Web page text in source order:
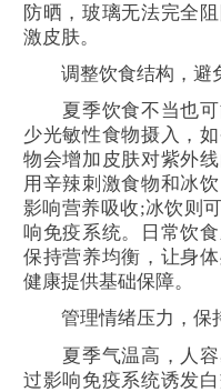
防晒，玻璃无法完全
激皮肤。
调整饮食结构，避
夏季饮食不当也可
少光敏性食物摄入，
物会增加皮肤对紫外
用辛辣刺激食物和冰
影响营养吸收;冰饮则
响免疫系统。日常饮
保持营养均衡，让身
健康提供基础保障。
管理情绪压力，保
夏季气温高，人容
过影响免疫系统诱发